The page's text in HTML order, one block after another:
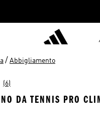
/ Abbigliamento
(6)
DA TENNIS PRO